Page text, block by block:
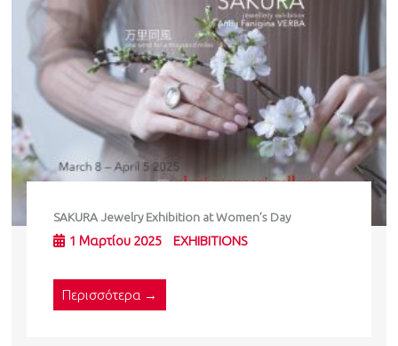
SAKURA Jewelry Exhibition at Women’s Day
1 Μαρτίου 2025 EXHIBITIONS
Περισσότερα →